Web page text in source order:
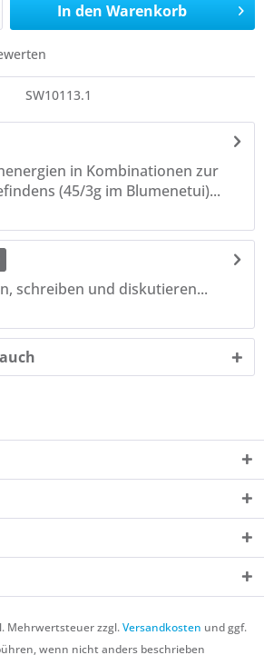
In den Warenkorb
SW10113.1
in Kombinationen zur
(45/3g im Blumenetui)...
schreiben und diskutieren...
Mehrwertsteuer zzgl.Versandkosten und ggf.
wenn nicht anders beschrieben